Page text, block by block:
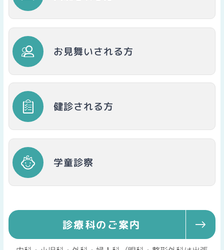
お見舞いされる方
健診される方
学童診察
診療科のご案内